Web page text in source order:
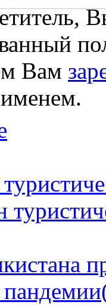
Вам
пандемии